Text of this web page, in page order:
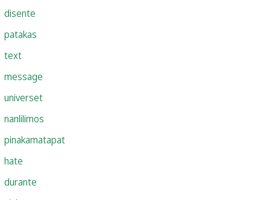
disente
patakas
text
message
universet
nanlilimos
pinakamatapat
hate
durante